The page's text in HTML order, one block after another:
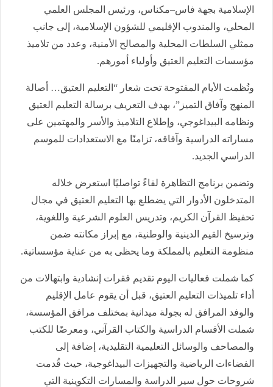
الإسلامية بجهة فاس–مكناس، ورئيس المجلس العلمي
المحلي، والمندوب الإقليمي للشؤون الإسلامية، إلى جانب
ممثلي السلطات المحلية والمصالح الأمنية، وعدد من تلاميذ
مؤسسات التعليم العتيق وأولياء أمورهم.
ونُظمت الأيام المفتوحة تحت شعار “التعليم العتيق… أصالة
المنهج وآفاق التميز”، بهدف التعريف برسالة التعليم العتيق
ونظامه البيداغوجي، وإطلاع التلاميذ والأسر والمهتمين على
مساراته الدراسية وآفاقه، تزامنًا مع الاستعدادات للموسم
الدراسي الجديد.
وتضمن برنامج التظاهرة لقاءً تواصليًا استعرض خلاله
المتدخلون الأدوار التي يضطلع بها التعليم العتيق في مجال
تحفيظ القرآن الكريم، وتدريس العلوم الشرعية واللغوية،
وترسيخ القيم الدينية والوطنية، مع إبراز مكانته ضمن
منظومة التعليم بالمملكة وما يحظى به من عناية مؤسساتية.
كما شملت فعاليات اليوم تقديم فقرات إنشادية وابتهالات من
أداء تلميذات التعليم العتيق، قبل أن يقوم عامل الإقليم
والوفد المرافق له بجولة ميدانية بمختلف مرافق المؤسسة،
شملت الأقسام الدراسية والكتاب القرآني، ومعرضًا للكتب
والمصاحف والوسائل التعليمية التقليدية، إضافة إلى
الفضاءات الرياضية والتجهيزات البيداغوجية، حيث قُدمت
شروحات حول سير الدراسة والمسارات التكوينية التي